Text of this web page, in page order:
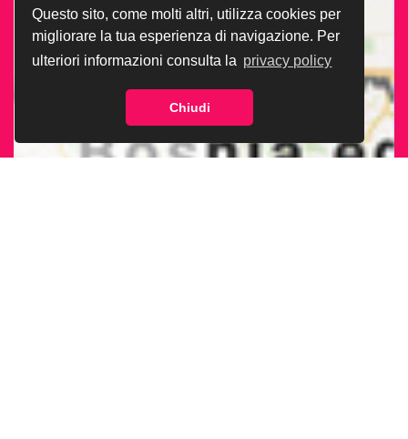
Questo sito, come molti altri, utilizza cookies per
migliorare la tua esperienza di navigazione. Per
ulteriori informazioni consulta la privacy policy
Chiudi